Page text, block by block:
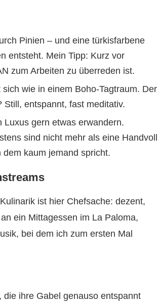
Pinien – und eine türkisfarbene
entsteht. Mein Tipp: Kurz vor
zum Arbeiten zu überreden ist.
wie in einem Boho-Tagtraum. Der
entspannt, fast meditativ.
Luxus gern etwas erwandern.
sind nicht mehr als eine Handvoll
dem kaum jemand spricht.
ist hier Chefsache: dezent,
ein Mittagessen im La Paloma,
bei dem ich zum ersten Mal
ihre Gabel genauso entspannt